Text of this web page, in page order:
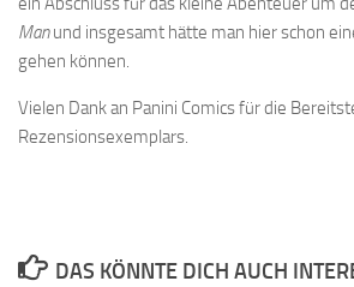
Manund insgesamt hätte man hier schon
gehen können.
Vielen Dank an Panini Comics für die
Rezensionsexemplars.
DAS KÖNNTE DICH AUCH